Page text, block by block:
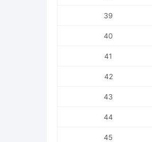
39
40
41
42
43
44
45